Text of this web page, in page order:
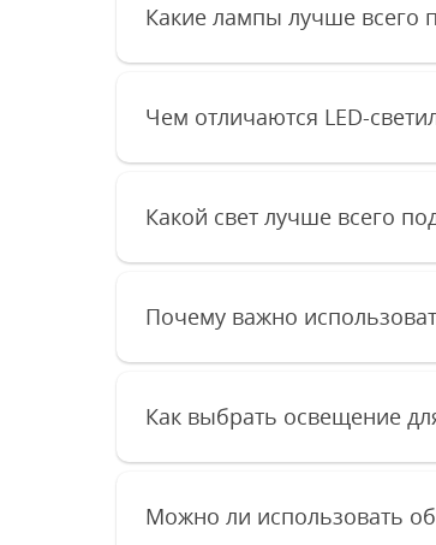
Какие лампы лучше всего
Чем отличаются LED-
Какой свет лучше всего
Почему важно
Как выбрать освещение
Можно ли использовать